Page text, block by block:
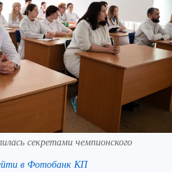
секретами чемпионского
в Фотобанк КП